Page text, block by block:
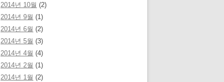
2014년 10월 (2)
2014년 9월 (1)
2014년 6월 (2)
2014년 5월 (3)
2014년 4월 (4)
2014년 2월 (1)
2014년 1월 (2)